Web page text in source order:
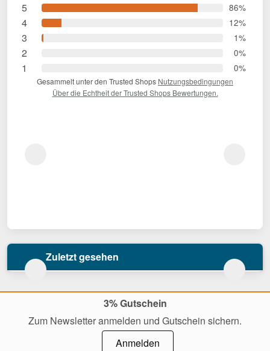
5 86%
4 12%
3 1%
2 0%
1 0%
Gesammelt unter den Trusted Shops Nutzungsbedingungen
Über die Echtheit der Trusted Shops Bewertungen.
Zuletzt gesehen
3% Gutschein
Zum Newsletter anmelden und Gutschein sichern.
Anmelden